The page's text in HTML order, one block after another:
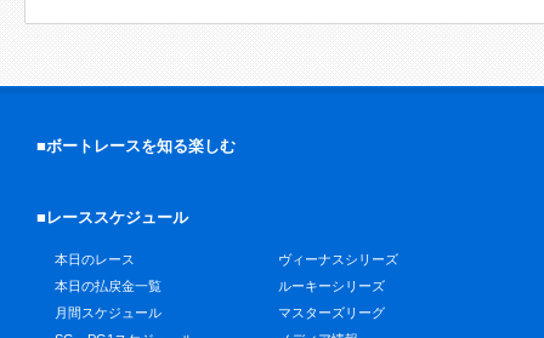
■ボートレースを知る楽しむ
■レーススケジュール
本日のレース
本日の払戻金一覧
月間スケジュール
ヴィーナスシリーズ
ルーキーシリーズ
マスターズリーグ